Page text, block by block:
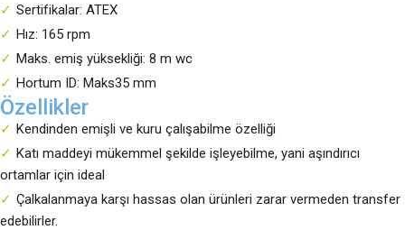
Sertifikalar: ATEX
Hız: 165 rpm
Maks. emiş yüksekliği: 8 m wc
Hortum ID: Maks35 mm
Özellikler
Kendinden emişli ve kuru çalışabilme özelliği
Katı maddeyi mükemmel şekilde işleyebilme, yani aşındırıcı
ortamlar için ideal
Çalkalanmaya karşı hassas olan ürünleri zarar vermeden transfer
edebilirler.